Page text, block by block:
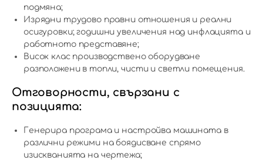
подмяна;
Изрядни трудово правни отношения и реални
осигуровки; годишни увеличения над инфлацията и
работното представяне;
Висок клас производствено оборудване
разположени в топли, чисти и светли помещения.
Отговорности, свързани с
позицията:
Генерира програма и настройва машината в
различни режими на боядисване спрямо
изискванията на чертежа;